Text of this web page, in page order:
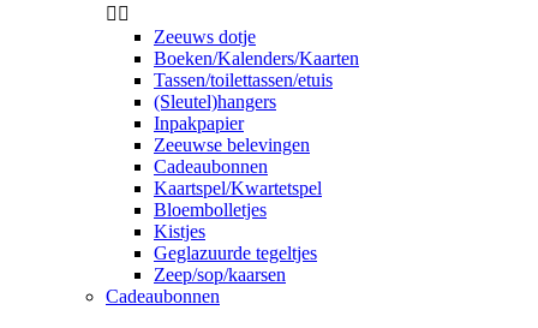
 
Zeeuws dotje
Boeken/Kalenders/Kaarten
Tassen/toilettassen/etuis
(Sleutel)hangers
Inpakpapier
Zeeuwse belevingen
Cadeaubonnen
Kaartspel/Kwartetspel
Bloembolletjes
Kistjes
Geglazuurde tegeltjes
Zeep/sop/kaarsen
Cadeaubonnen